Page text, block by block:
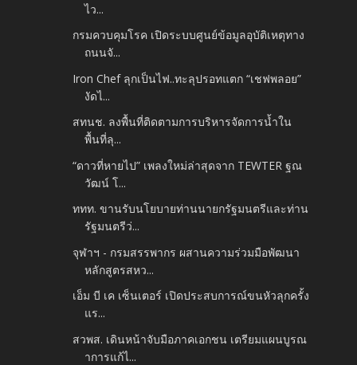
ไว...
กรมควบคุมโรค เปิดระบบศูนย์ข้อมูลอุบัติเหตุทาง
ถนนจั...
Iron Chef ลุกเป็นไฟ..ทะลุปรอทแตก “เชฟพลอย”
งัดไ...
สทนช. ลงพื้นที่ติดตามการบริหารจัดการน้ำใน
พื้นที่ลุ...
“ดาวที่หายไป” เพลงใหม่ล่าสุดจาก TEWTER ฐณ
วัฒน์ โ...
ททท. ขานรับนโยบายท่านนายกรัฐมนตรีและท่าน
รัฐมนตรีว่...
จุฬาฯ - กรมสรรพากร ผสานความร่วมมือพัฒนา
หลักสูตรสหว...
เอ็ม บี เค เซ็นเตอร์ เปิดประสบการณ์ขนหัวลุกครั้ง
แร...
สวพส. เดินหน้าจับมือภาคเอกชน เตรียมแผนบูรณ
าการแก้ไ...